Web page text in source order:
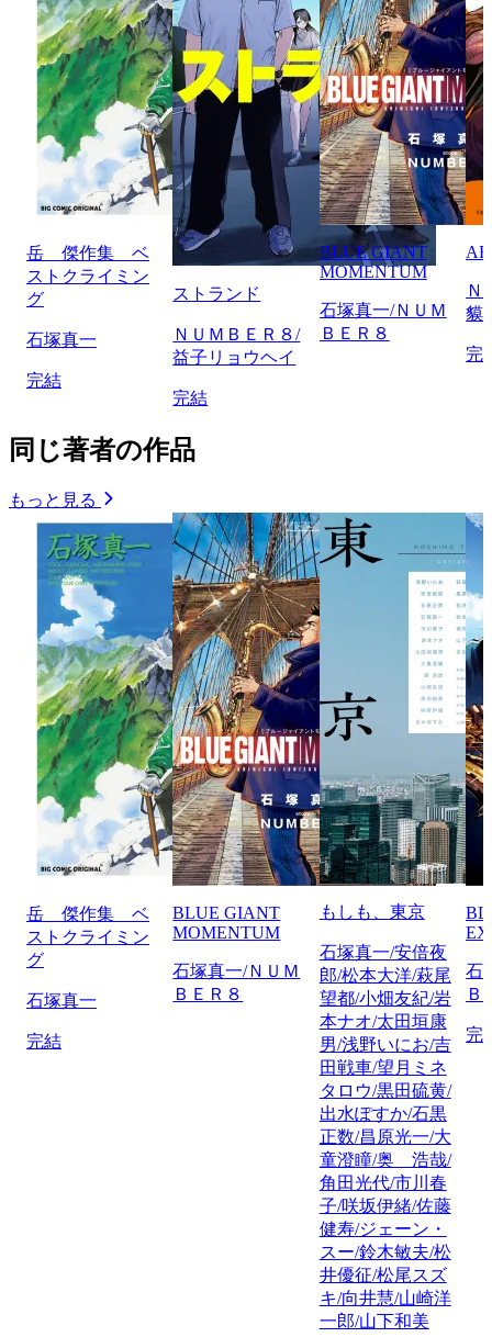
岳 傑作集 ベ
ストクライミン
グ
石塚真一
完結
ストランド
ＮＵＭＢＥＲ８/
益子リョウヘイ
完結
BLUE GIANT
MOMENTUM
石塚真一/ＮＵＭ
ＢＥＲ８
Ｎ
貘
完
同じ著者の作品
もっと見る
岳 傑作集 ベ
ストクライミン
グ
石塚真一
完結
BLUE GIANT
MOMENTUM
石塚真一/ＮＵＭ
ＢＥＲ８
もしも、東京
石塚真一/安倍夜
郎/松本大洋/萩尾
望都/小畑友紀/岩
本ナオ/太田垣康
男/浅野いにお/吉
田戦車/望月ミネ
タロウ/黒田硫黄/
出水ぽすか/石黒
正数/昌原光一/大
童澄瞳/奥 浩哉/
角田光代/市川春
子/咲坂伊緒/佐藤
健寿/ジェーン・
スー/鈴木敏夫/松
井優征/松尾スズ
キ/向井慧/山崎洋
一郎/山下和美
石
Ｂ
完